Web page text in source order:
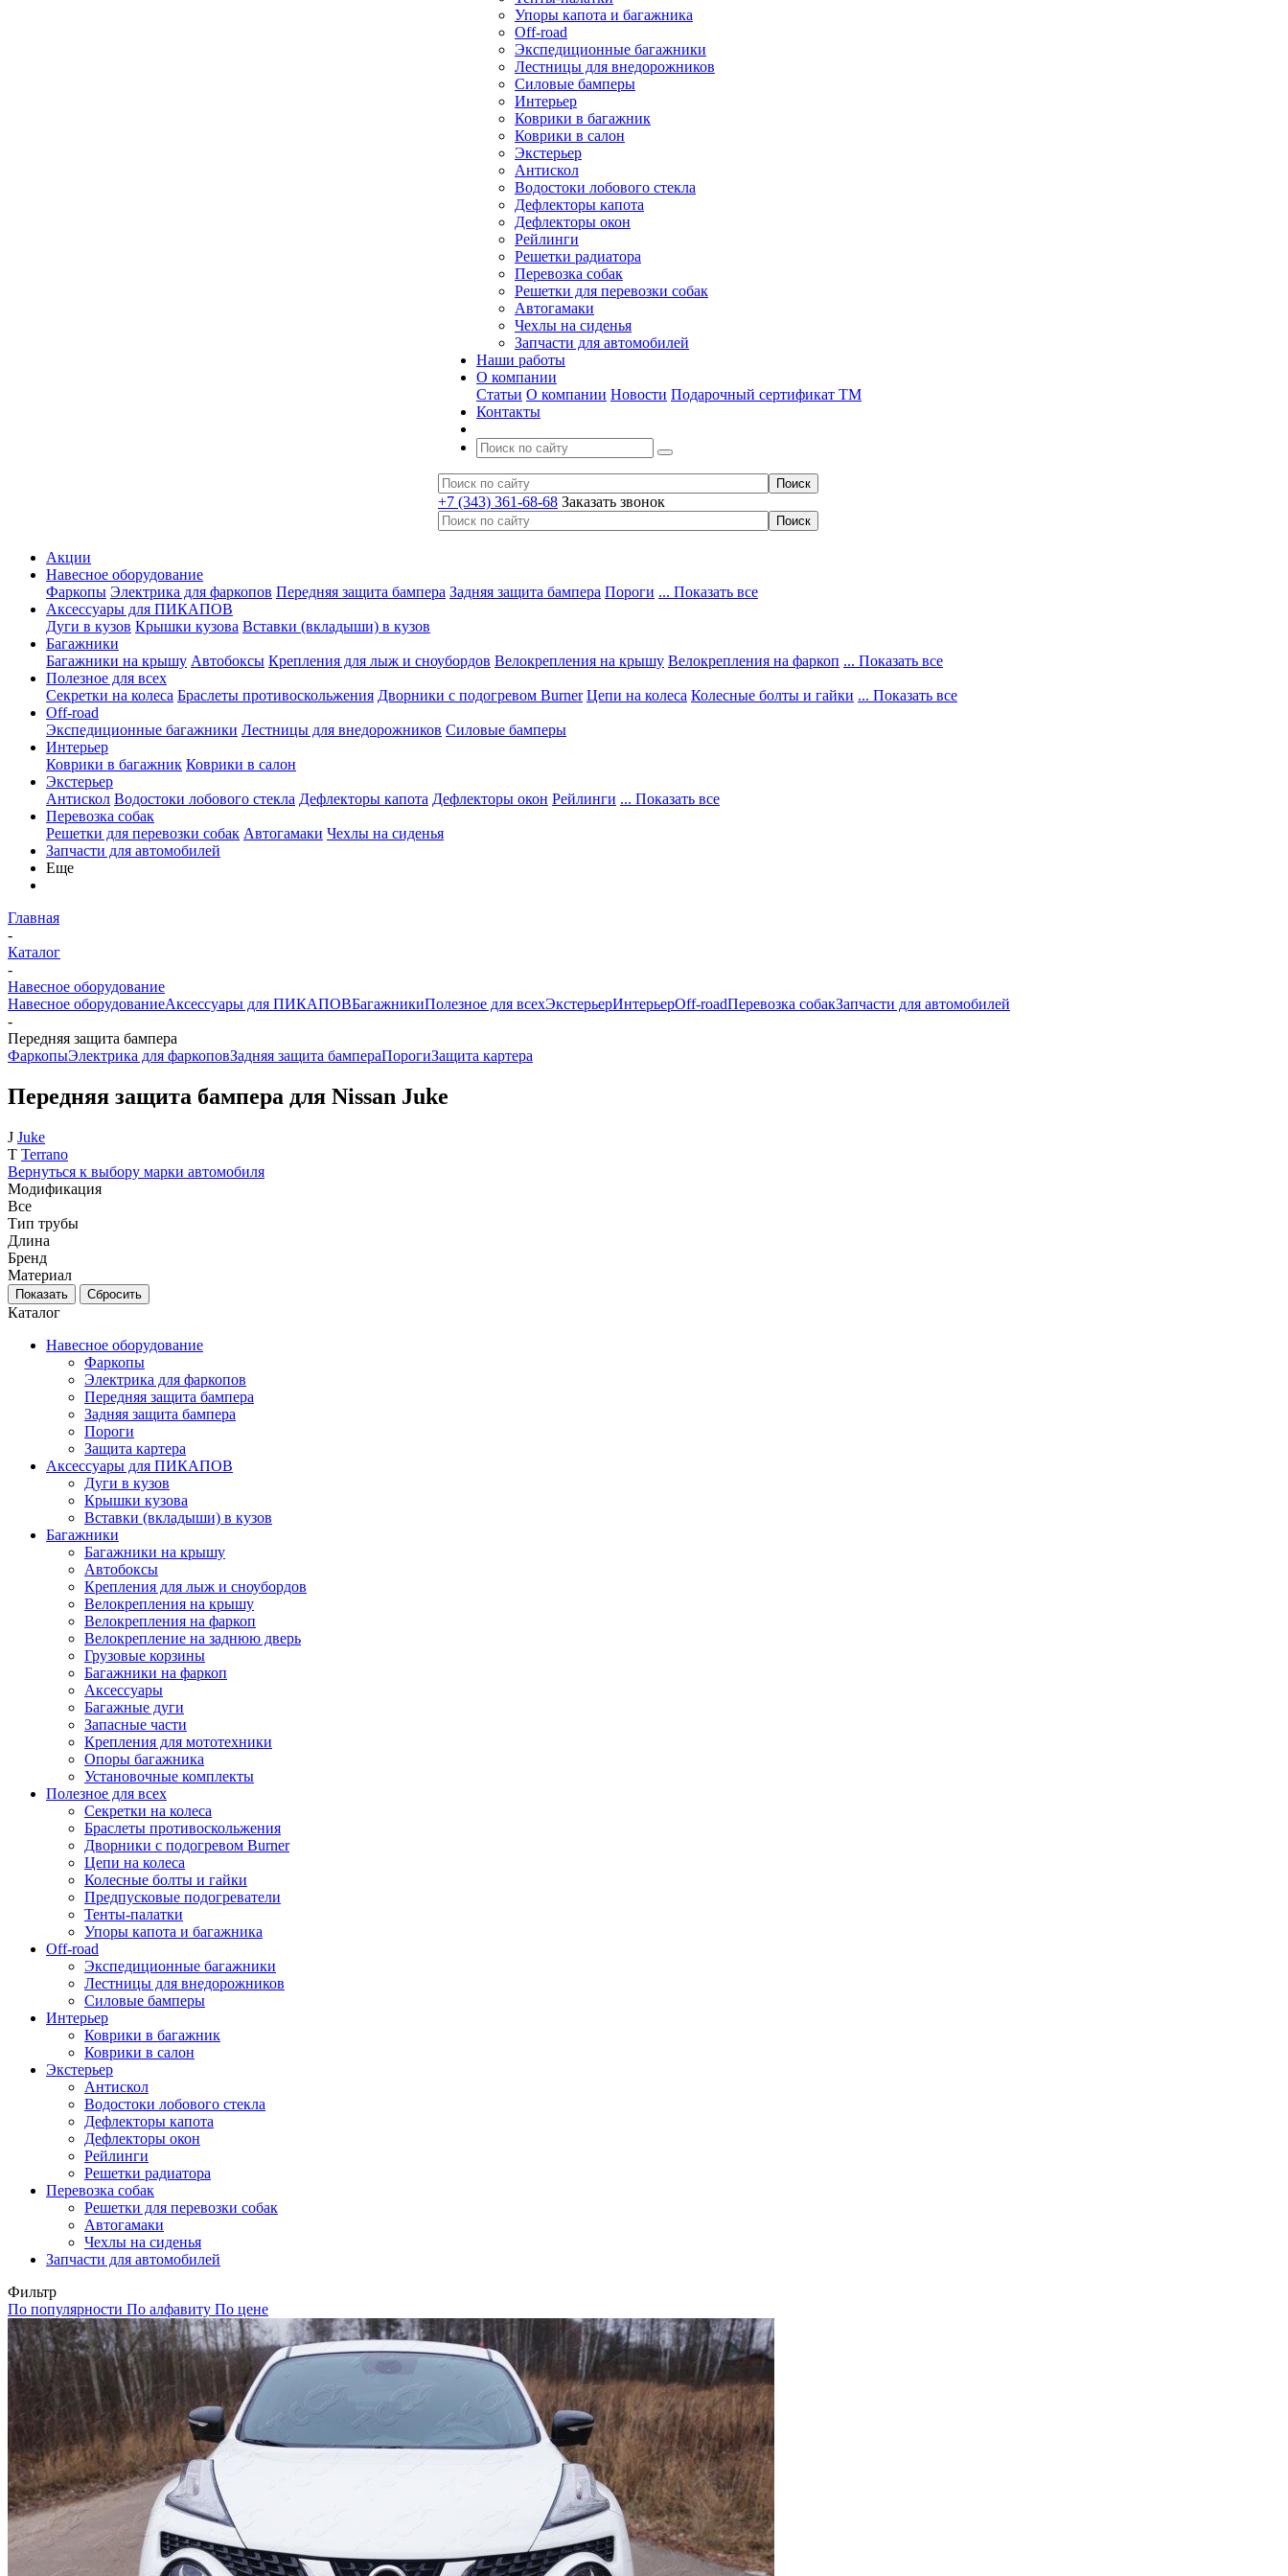
Упоры капота и багажника
Off-road
Экспедиционные багажники
Лестницы для внедорожников
Силовые бамперы
Интерьер
Коврики в багажник
Коврики в салон
Экстерьер
Антискол
Водостоки лобового стекла
Дефлекторы капота
Дефлекторы окон
Рейлинги
Решетки радиатора
Перевозка собак
Решетки для перевозки собак
Автогамаки
Чехлы на сиденья
Запчасти для автомобилей
Наши работы
О компании
Статьи О компании Новости Подарочный сертификат ТМ
Контакты
+7 (343) 361-68-68 Заказать звонок
Акции
Навесное оборудование
Фаркопы Электрика для фаркопов Передняя защита бампера Задняя защита бампера Пороги ... Показать все
Аксессуары для ПИКАПОВ
Дуги в кузов Крышки кузова Вставки (вкладыши) в кузов
Багажники
Багажники на крышу Автобоксы Крепления для лыж и сноубордов Велокрепления на крышу Велокрепления на фаркоп ... Показать все
Полезное для всех
Секретки на колеса Браслеты противоскольжения Дворники с подогревом Burner Цепи на колеса Колесные болты и гайки ... Показать все
Off-road
Экспедиционные багажники Лестницы для внедорожников Силовые бамперы
Интерьер
Коврики в багажник Коврики в салон
Экстерьер
Антискол Водостоки лобового стекла Дефлекторы капота Дефлекторы окон Рейлинги ... Показать все
Перевозка собак
Решетки для перевозки собак Автогамаки Чехлы на сиденья
Запчасти для автомобилей
Еще
Главная
-
Каталог
-
Навесное оборудование
Навесное оборудованиеАксессуары для ПИКАПОВБагажникиПолезное для всехЭкстерьерИнтерьерOff-roadПеревозка собакЗапчасти для автомобилей
-
Передняя защита бампера
ФаркопыЭлектрика для фаркоповЗадняя защита бампераПорогиЗащита картера
Передняя защита бампера для Nissan Juke
J Juke
T Terrano
Вернуться к выбору марки автомобиля
Модификация
Все
Тип трубы
Длина
Бренд
Материал
Каталог
Навесное оборудование
Фаркопы
Электрика для фаркопов
Передняя защита бампера
Задняя защита бампера
Пороги
Защита картера
Аксессуары для ПИКАПОВ
Дуги в кузов
Крышки кузова
Вставки (вкладыши) в кузов
Багажники
Багажники на крышу
Автобоксы
Крепления для лыж и сноубордов
Велокрепления на крышу
Велокрепления на фаркоп
Велокрепление на заднюю дверь
Грузовые корзины
Багажники на фаркоп
Аксессуары
Багажные дуги
Запасные части
Крепления для мототехники
Опоры багажника
Установочные комплекты
Полезное для всех
Секретки на колеса
Браслеты противоскольжения
Дворники с подогревом Burner
Цепи на колеса
Колесные болты и гайки
Предпусковые подогреватели
Тенты-палатки
Упоры капота и багажника
Off-road
Экспедиционные багажники
Лестницы для внедорожников
Силовые бамперы
Интерьер
Коврики в багажник
Коврики в салон
Экстерьер
Антискол
Водостоки лобового стекла
Дефлекторы капота
Дефлекторы окон
Рейлинги
Решетки радиатора
Перевозка собак
Решетки для перевозки собак
Автогамаки
Чехлы на сиденья
Запчасти для автомобилей
Фильтр
По популярности По алфавиту По цене